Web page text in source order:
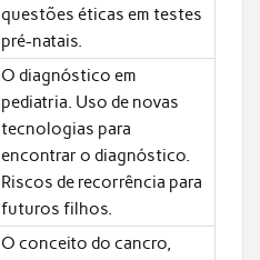
questões éticas em testes
pré-natais.
O diagnóstico em
pediatria. Uso de novas
tecnologias para
encontrar o diagnóstico.
Riscos de recorrência para
futuros filhos.
O conceito do cancro,